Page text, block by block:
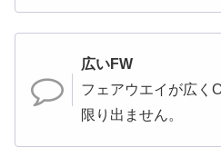
広いFW
フェアウエイが広く
限り出ません。